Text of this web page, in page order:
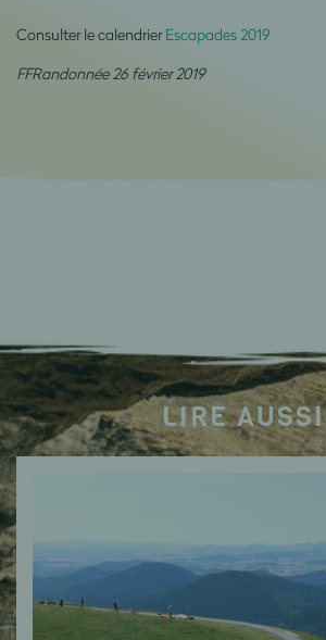
Consulter le calendrierEscapades 2019
FFRandonnée 26 février 2019
LIRE AUSSI